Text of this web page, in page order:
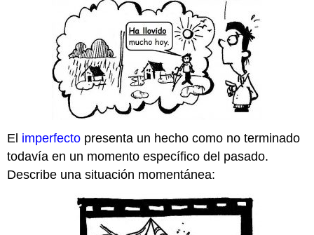
El imperfecto presenta un hecho como no terminado
todavía en un momento específico del pasado.
Describe una situación momentánea: